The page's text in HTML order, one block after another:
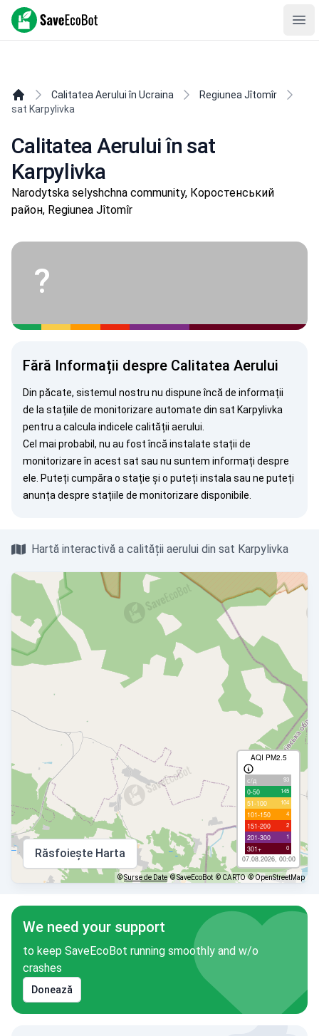
SaveEcoBot
Calitatea Aerului în Ucraina
Regiunea Jîtomîr
sat Karpylivka
Calitatea Aerului în sat
Karpylivka
Narodytska selyshchna community, Коростенський
район, Regiunea Jîtomîr
?
Fără Informații despre Calitatea Aerului
Din păcate, sistemul nostru nu dispune încă de informații
de la stațiile de monitorizare automate din sat Karpylivka
pentru a calcula indicele calității aerului.
Cel mai probabil, nu au fost încă instalate stații de
monitorizare în acest sat sau nu suntem informați despre
ele. Puteți cumpăra o stație și o puteți instala sau ne puteți
anunța despre stațiile de monitorizare disponibile.
Hartă interactivă a calității aerului din sat Karpylivka
AQI PM2.5
с/д 93
0-50 145
51-100 104
101-150 4
151-200 2
201-300 1
301+ 0
07.08.2026, 00:00
Răsfoiește Harta
©Surse de Date © SaveEcoBot © CARTO © OpenStreetMap
We need your support
to keep SaveEcoBot running smoothly and w/o
crashes
Donează